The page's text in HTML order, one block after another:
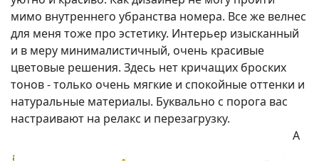
мимо внутреннего убранства номера. Все же велнес
для меня тоже про эстетику. Интерьер изысканный
и в меру минималистичный, очень красивые
цветовые решения. Здесь нет кричащих броских
тонов - только очень мягкие и спокойные оттенки и
натуральные материалы. Буквально с порога вас
настраивают на релакс и перезагрузку.
А